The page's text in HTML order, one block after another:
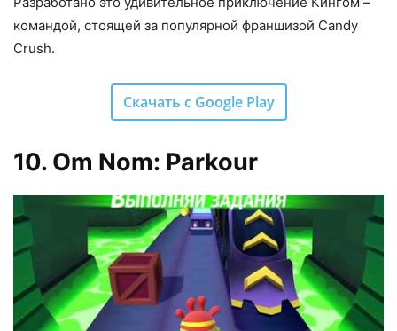
командой, стоящей за популярной франшизой Candy
Crush.
Скачать с Google Play
10. Om Nom: Parkour